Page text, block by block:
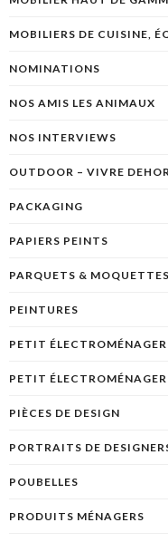
MOBILIERS DE CUISINE,
NOMINATIONS
NOS AMIS LES ANIMAUX
NOS INTERVIEWS
OUTDOOR – VIVRE
PACKAGING
PAPIERS PEINTS
PARQUETS & MOQUETTES
PEINTURES
PETIT
PETIT
PIÈCES DE DESIGN
PORTRAITS DE
POUBELLES
PRODUITS MÉNAGERS